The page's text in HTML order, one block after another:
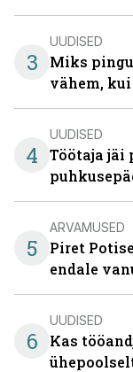
3
UUDISED
Miks
vähem,
4
UUDISED
Töötaja jäi
5
ARVAMUSED
Piret
endale
6
UUDISED
Kas